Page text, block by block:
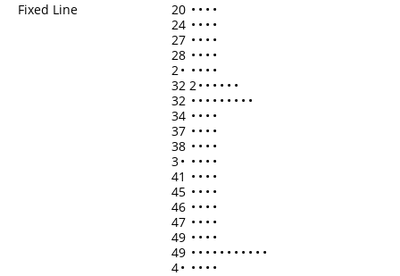
Fixed Line
20 • • • •
24 • • • •
27 • • • •
28 • • • •
2• • • • •
32 2• • • • • •
32 • • • • • • • • •
34 • • • •
37 • • • •
38 • • • •
3• • • • •
41 • • • •
45 • • • •
46 • • • •
47 • • • •
49 • • • •
49 • • • • • • • • • • •
4• • • • •